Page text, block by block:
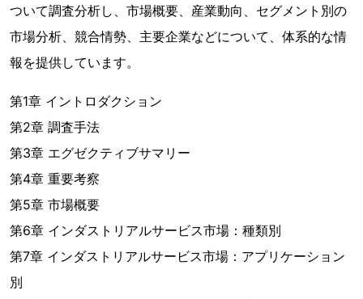
ついて調査分析し、市場概要、産業動向、セグメント別の
市場分析、競合情勢、主要企業などについて、体系的な情
報を提供しています。
第1章 イントロダクション
第2章 調査手法
第3章 エグゼクティブサマリー
第4章 重要考察
第5章 市場概要
第6章 インダストリアルサービス市場：種類別
第7章 インダストリアルサービス市場：アプリケーション
別